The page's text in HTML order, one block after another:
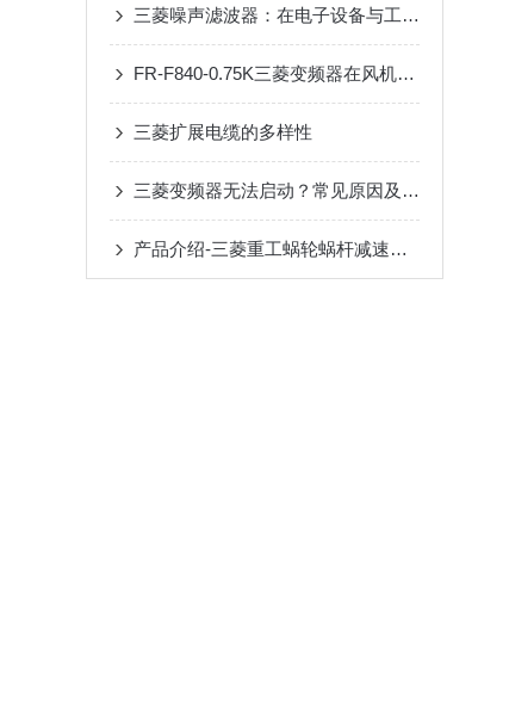
三菱噪声滤波器：在电子设备与工业自动化中实现电磁兼容性提升的关键工具
FR-F840-0.75K三菱变频器在风机水泵中的节能实测分析
三菱扩展电缆的多样性
三菱变频器无法启动？常见原因及解决办法
产品介绍-三菱重工蜗轮蜗杆减速机SUHA99R-8